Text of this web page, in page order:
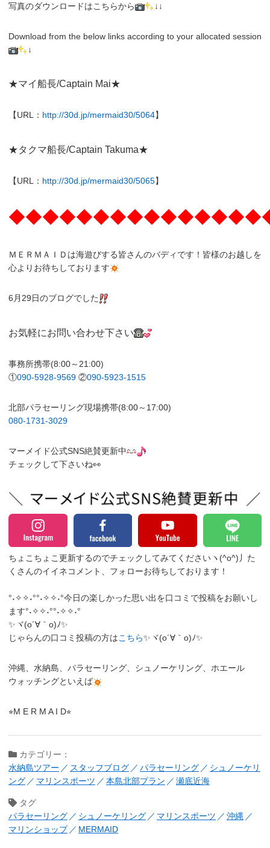
写真のダウンロードはこちらから ↓↓
Download from the below links according to your allocated session
↓
★マイ船長/Captain Mai★
【URL： http://30d.jp/mermaid30/5064】
★タクマ船長/Captain Takuma★
【URL： http://30d.jp/mermaid30/5065】
ＭＥＲＭＡＩＤは海遊びする皆さんのバディです！皆様のお越しを
心よりお待ちしております
6月29日のブログでした
お気軽にお問い合わせ下さい
事務所携帯(8:00～21:00)
①090-5928-9569 ②090-5923-1515
北部パラセーリング現場携帯(8:00～17:00)
080-1731-3029
マーメイド公式SNS絶賛更新中
チェックして下さいね👀
ちょこちょこ更新するのでチェックしてみてくださいヽ(^o^)丿 た
くさんのイイネコメント、フォローお待ちしております！
°˖✧✧˖°°˖✧✧˖°今日の楽しかった思い出を口コミで投稿をお願いし
ます°˖✧✧˖°°˖✧✧˖°
✨ヾ(o´∀｀o)ﾉ✨
じゃらんの口コミ投稿の方はこちら✨ヾ(o´∀｀o)ﾉ✨
沖縄、水納島、パラセーリング、シュノーケリング、ホエール
ウォッチングといえば
⭐︎M E R M A I D⭐︎
カテゴリー：
水納島ツアー
スタッフブログ パラセーリング
シュノーケリ
ング
マリンスポーツ 本島北部プラン 瀬底近海
タグ
パラセーリング
シュノーケリング マリンスポーツ
沖縄
マリンショップ
MERMAID